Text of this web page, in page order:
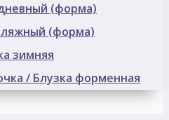
(форма)
(форма)
зимняя
/ Блузка форменная